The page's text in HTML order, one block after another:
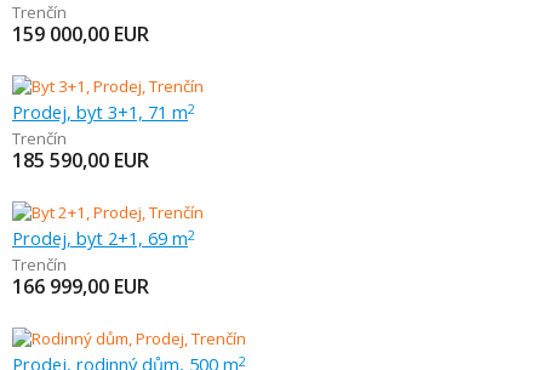
Trenčín
159 000,00 EUR
Prodej, byt 3+1, 71 m2
Trenčín
185 590,00 EUR
Prodej, byt 2+1, 69 m2
Trenčín
166 999,00 EUR
Prodej, rodinný dům, 500 m2